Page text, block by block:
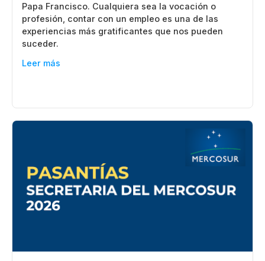
Papa Francisco. Cualquiera sea la vocación o
profesión, contar con un empleo es una de las
experiencias más gratificantes que nos pueden
suceder.
Leer más